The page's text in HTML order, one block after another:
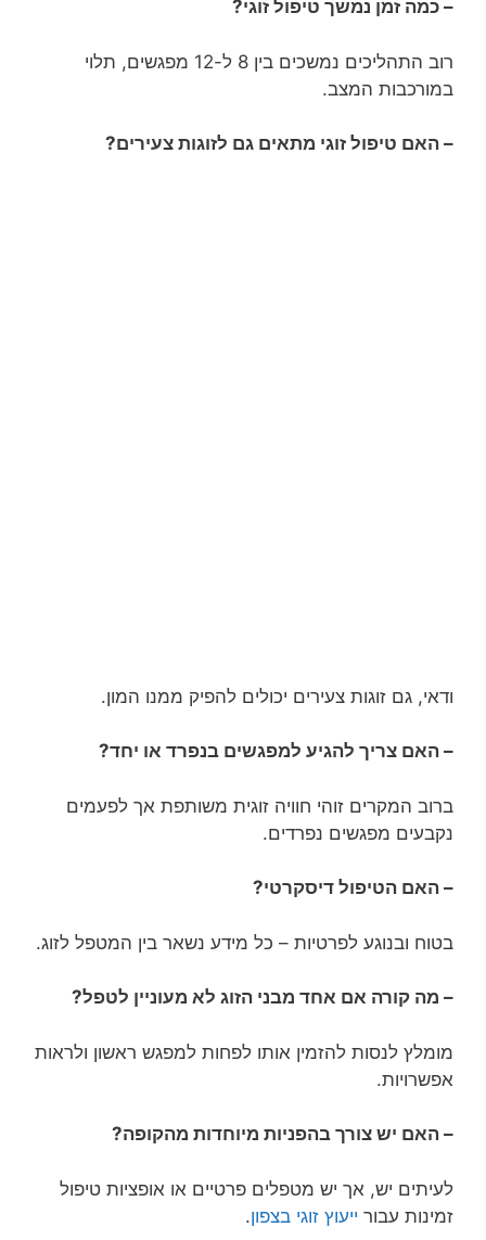
– כמה זמן נמשך טיפול זוגי?
רוב התהליכים נמשכים בין 8 ל-12 מפגשים, תלוי
במורכבות המצב.
– האם טיפול זוגי מתאים גם לזוגות צעירים?
ודאי, גם זוגות צעירים יכולים להפיק ממנו המון.
– האם צריך להגיע למפגשים בנפרד או יחד?
ברוב המקרים זוהי חוויה זוגית משותפת אך לפעמים
נקבעים מפגשים נפרדים.
– האם הטיפול דיסקרטי?
בטוח ובנוגע לפרטיות – כל מידע נשאר בין המטפל לזוג.
– מה קורה אם אחד מבני הזוג לא מעוניין לטפל?
מומלץ לנסות להזמין אותו לפחות למפגש ראשון ולראות
אפשרויות.
– האם יש צורך בהפניות מיוחדות מהקופה?
לעיתים יש, אך יש מטפלים פרטיים או אופציות טיפול
זמינות עבור ייעוץ זוגי בצפון.